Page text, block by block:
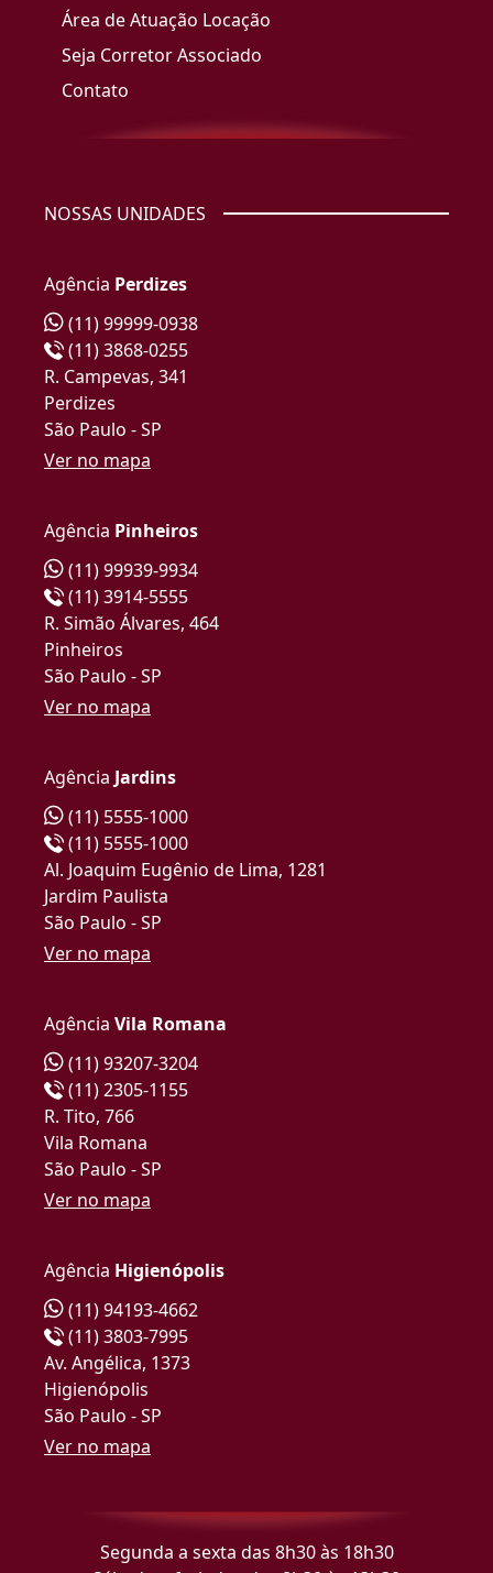
Área de Atuação Locação
Seja Corretor Associado
Contato
NOSSAS UNIDADES
Agência Perdizes
(11) 99999-0938
(11) 3868-0255
R. Campevas, 341
Perdizes
São Paulo - SP
Ver no mapa
Agência Pinheiros
(11) 99939-9934
(11) 3914-5555
R. Simão Álvares, 464
Pinheiros
São Paulo - SP
Ver no mapa
Agência Jardins
(11) 5555-1000
(11) 5555-1000
Al. Joaquim Eugênio de Lima, 1281
Jardim Paulista
São Paulo - SP
Ver no mapa
Agência Vila Romana
(11) 93207-3204
(11) 2305-1155
R. Tito, 766
Vila Romana
São Paulo - SP
Ver no mapa
Agência Higienópolis
(11) 94193-4662
(11) 3803-7995
Av. Angélica, 1373
Higienópolis
São Paulo - SP
Ver no mapa
Segunda a sexta das 8h30 às 18h30